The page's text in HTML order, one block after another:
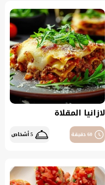
لازانيا المقلاة
60 دقيقة 5 أشخاص